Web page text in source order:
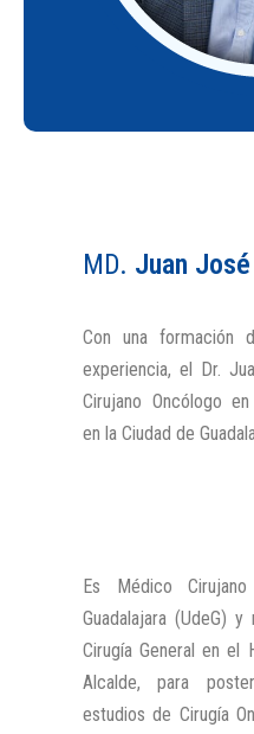
MD. Juan
Con una
experiencia, el Dr.
Cirujano Oncólogo
en la Ciudad de
Es Médico
Guadalajara (UdeG)
Cirugía General en el
Alcalde, para
estudios de Cirugía